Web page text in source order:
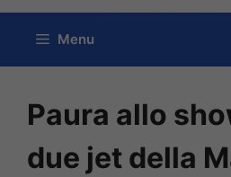
contenuto
Menu
Paura allo
due jet della